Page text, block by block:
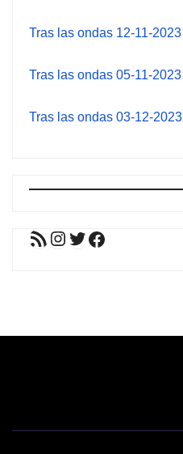
Tras las ondas 12-11-2023
Tras las ondas 05-11-2023
Tras las ondas 03-12-2023
Feed RSSInstagram
Twitter
Facebook